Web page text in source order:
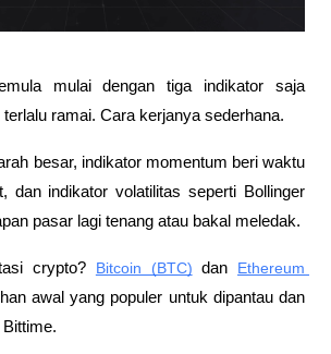
mulai dengan tiga indikator saja
ramai. Cara kerjanya sederhana.
besar, indikator momentum beri waktu
dan indikator volatilitas seperti Bollinger
pasar lagi tenang atau bakal meledak.
crypto? Bitcoin (BTC) dan Ethereum
awal yang populer untuk dipantau dan